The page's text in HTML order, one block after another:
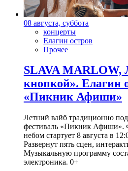
08 августа, суббота
концерты
Елагин остров
Прочее
SLAVA MARLOW,
кнопкой». Елагин
«Пикник Афиши»
Летний вайб традиционно
фестиваль «Пикник Афиши».
небом стартует 8 августа в
Развернут пять сцен,
Музыкальную программу
электроника. 0+